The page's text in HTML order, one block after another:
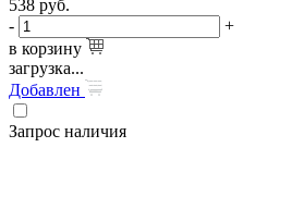
538 руб.
-
+
в корзину
загрузка...
Добавлен
Запрос наличия